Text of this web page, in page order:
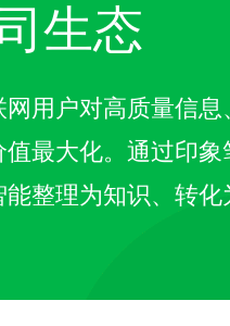
生态
用户对高质量信
最大化。通过印
整理为知识、转化